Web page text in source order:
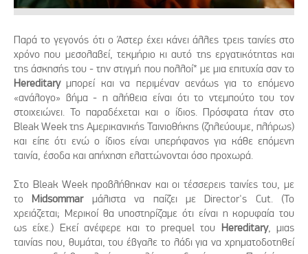
Παρά το γεγονός ότι ο Άστερ έχει κάνει άλλες τρεις ταινίες στο
χρόνο που μεσολαβεί, τεκμήριο κι αυτό της εργατικότητας και
της άσκησής του - την στιγμή που πολλοί* με μια επιτυχία σαν το
Hereditaryμπορεί και να περιμέναν αενάως για το επόμενο
«ανάλογο» βήμα - η αλήθεια είναι ότι το ντεμπούτο του τον
στοιχειώνει. Το παραδέχεται και ο ίδιος. Πρόσφατα ήταν στο
Bleak Week της Αμερικανικής Ταινιοθήκης (ζηλεύουμε, πλήρως)
και είπε ότι ενώ ο ίδιος είναι υπερήφανος για κάθε επόμενη
ταινία, έσοδα και απήχηση ελαττώνονται όσο προχωρά.
Στο Bleak Week προβλήθηκαν και οι τέσσερεις ταινίες του, με
το Midsommar μάλιστα να παίζει με Director's Cut. (Το
χρειάζεται; Μερικοί θα υποστηρίζαμε ότι είναι η κορυφαία του
ως είχε.) Εκεί ανέφερε και το prequel του Hereditary, μιας
ταινίας που, θυμάται, του έβγαλε το λάδι για να χρηματοδοτηθεί